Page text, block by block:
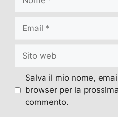
Email
Sito
web
Salva il mio nome,
browser per la
commento.